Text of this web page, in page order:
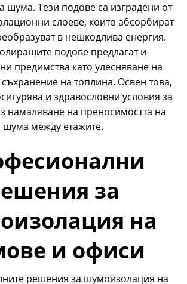
шума. Тези подове са изградени от
слоеве, които абсорбират
в нешкодлива енергия.
подове предлагат и
предимства като улесняване на
на топлина. Освен това,
и здравословни условия за
намаляване на преносимостта на
шума между етажите.
за
на
и офиси
решения за шумоизолация на